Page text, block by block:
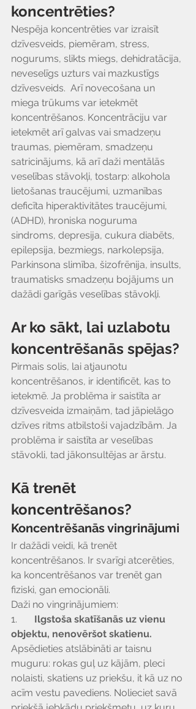
koncentrēties?
Nespēja koncentrēties var izraisīt
dzīvesveids, piemēram, stress,
nogurums, slikts miegs, dehidratācija,
neveselīgs uzturs vai mazkustīgs
dzīvesveids.  Arī novecošana un
miega trūkums var ietekmēt
koncentrēšanos. Koncentrāciju var
ietekmēt arī galvas vai smadzeņu
traumas, piemēram, smadzeņu
satricinājums, kā arī daži mentālās
veselības stāvokļi, tostarp: alkohola
lietošanas traucējumi, uzmanības
deficīta hiperaktivitātes traucējumi,
(ADHD), hroniska noguruma
sindroms, depresija, cukura diabēts,
epilepsija, bezmiegs, narkolepsija,
Parkinsona slimība, šizofrēnija, insults,
traumatisks smadzeņu bojājums un
dažādi garīgās veselības stāvokļi.
Ar ko sākt, lai uzlabotu
koncentrēšanās spējas?
Pirmais solis, lai atjaunotu
koncentrēšanos, ir identificēt, kas to
ietekmē. Ja problēma ir saistīta ar
dzīvesveida izmaiņām, tad jāpielāgo
dzīves ritms atbilstoši vajadzībām. Ja
problēma ir saistīta ar veselības
stāvokli, tad jākonsultējas ar ārstu.
Kā trenēt
koncentrēšanos?
Koncentrēšanās vingrinājumi
Ir dažādi veidi, kā trenēt
koncentrēšanos. Ir svarīgi atcerēties,
ka koncentrēšanos var trenēt gan
fiziski, gan emocionāli.
Daži no vingrinājumiem:
1. Ilgstoša skatīšanās uz vienu
objektu, nenovēršot skatienu.
Apsēdieties atslābināti ar taisnu
muguru: rokas guļ uz kājām, pleci
nolaisti, skatiens uz priekšu, it kā uz no
acīm vestu pavediens. Nolieciet savā